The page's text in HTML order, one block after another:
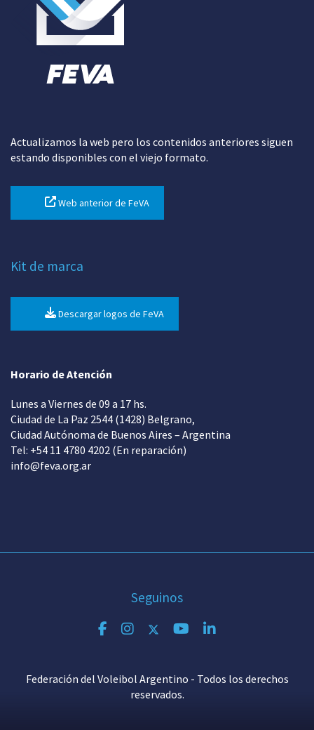
Actualizamos la web pero los contenidos anteriores siguen
estando disponibles con el viejo formato.
Web anterior de FeVA
Kit de marca
Descargar logos de FeVA
Horario de Atención
Lunes a Viernes de 09 a 17 hs.
Ciudad de La Paz 2544 (1428) Belgrano,
Ciudad Autónoma de Buenos Aires – Argentina
Tel: +54 11 4780 4202 (En reparación)
info@feva.org.ar
Seguinos
Federación del Voleibol Argentino - Todos los derechos
reservados.